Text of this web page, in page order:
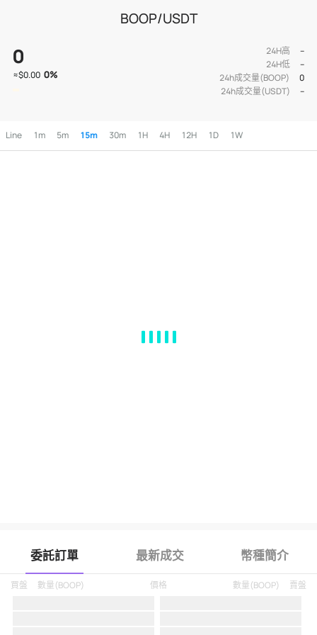
BOOP/USDT
0
≈$0.00 0%
24H高
--
24H低
--
24h成交量(BOOP)
0
24h成交量(USDT)
--
Line 1m 5m 15m 30m 1H 4H 12H 1D 1W
委託訂單 最新成交 幣種簡介
買盤 數量(BOOP) 價格 賣盤
數量(BOOP)